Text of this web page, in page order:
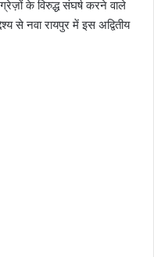
के विरुद्ध संघर्ष करने वाले
से नवा रायपुर में इस अद्वितीय